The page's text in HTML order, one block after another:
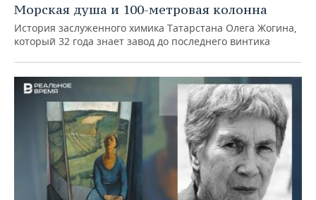
Морская душа и 100-метровая колонна
История заслуженного химика Татарстана Олега Жогина,
который 32 года знает завод до последнего винтика